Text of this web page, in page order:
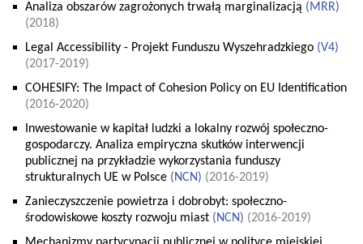
Analiza obszarów zagrożonych trwałą marginalizacją (MRR)
(2018)
Legal Accessibility - Projekt Funduszu Wyszehradzkiego (V4)
(2017-2019)
COHESIFY: The Impact of Cohesion Policy on EU Identification
(2016-2020)
Inwestowanie w kapitał ludzki a lokalny rozwój społeczno-
gospodarczy. Analiza empiryczna skutków interwencji
publicznej na przykładzie wykorzystania funduszy
strukturalnych UE w Polsce (NCN) (2016-2019)
Zanieczyszczenie powietrza i dobrobyt: społeczno-
środowiskowe koszty rozwoju miast (NCN) (2016-2019)